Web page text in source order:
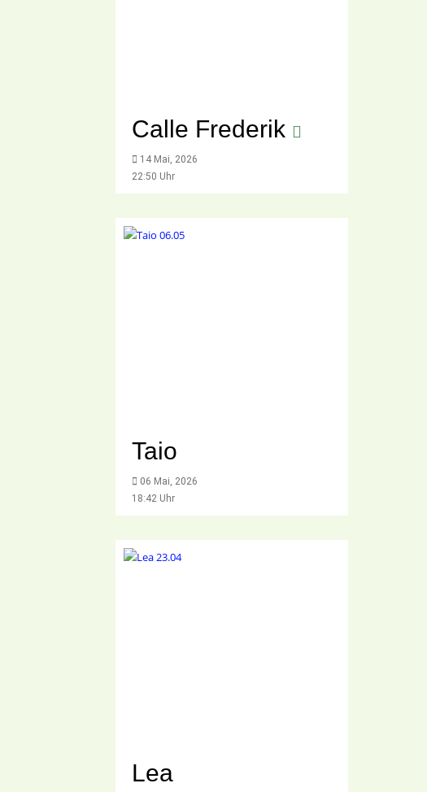
Calle Frederik
14 Mai, 2026
22:50 Uhr
Taio
06 Mai, 2026
18:42 Uhr
Lea